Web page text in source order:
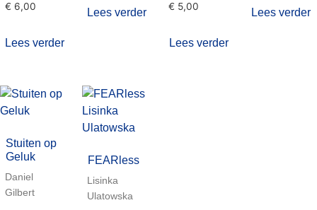
€ 6,00
Lees verder
Lees verder € 5,00
Lees verder
Lees verder
Stuiten op
Geluk
Daniel
Gilbert
FEARless
Lisinka
Ulatowska